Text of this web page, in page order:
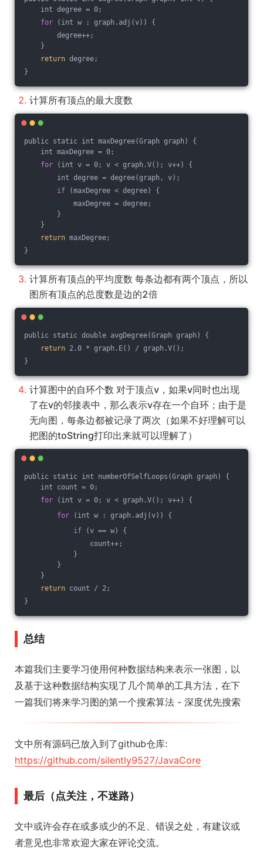
int degree = 0;
for (int w : graph.adj(v)) {
degree++;
}
return degree;
}
计算所有顶点的最大度数
public static int maxDegree(Graph graph) {
int maxDegree = 0;
for (int v = 0; v < graph.V(); v++) {
int degree = degree(graph, v);
if (maxDegree < degree) {
maxDegree = degree;
}
}
return maxDegree;
}
计算所有顶点的平均度数 每条边都有两个顶点，所以
图所有顶点的总度数是边的2倍
public static double avgDegree(Graph graph) {
return 2.0 * graph.E() / graph.V();
}
计算图中的自环个数 对于顶点v，如果v同时也出现
了在v的邻接表中，那么表示v存在一个自环；由于是
无向图，每条边都被记录了两次（如果不好理解可以
把图的toString打印出来就可以理解了）
public static int numberOfSelfLoops(Graph graph) {
int count = 0;
for (int v = 0; v < graph.V(); v++) {
for (int w : graph.adj(v)) {
if (v == w) {
count++;
}
}
}
return count / 2;
}
总结
本篇我们主要学习使用何种数据结构来表示一张图，以
及基于这种数据结构实现了几个简单的工具方法，在下
一篇我们将来学习图的第一个搜索算法 - 深度优先搜索
文中所有源码已放入到了github仓库:
https://github.com/silently9527/JavaCore
最后（点关注，不迷路）
文中或许会存在或多或少的不足、错误之处，有建议或
者意见也非常欢迎大家在评论交流。